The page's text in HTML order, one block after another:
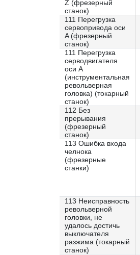
Z (фрезерный
станок)
111 Перегрузка
сервопривода оси
A (фрезерный
станок)
111 Перегрузка
серводвигателя
оси A
(инструментальная
револьверная
головка) (токарный
станок)
112 Без
прерывания
(фрезерный
станок)
113 Ошибка входа
челнока
(фрезерные
станки)
113 Неисправность
револьверной
головки, не
удалось достичь
выключателя
разжима (токарный
станок)